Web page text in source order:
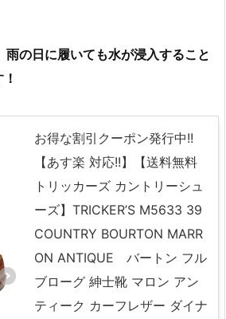
雨の日に履いても水が浸入すること
お得な割引クーポン発行中!!
【あす楽 対応!!】【送料無料
トリッカーズ カントリーシュ
ーズ】TRICKER’S M5633 39
COUNTRY BOURTON MARR
ON ANTIQUE バートン フル
ブローグ 紳士靴 マロン アン
ティーク カーフレザー ダイナ